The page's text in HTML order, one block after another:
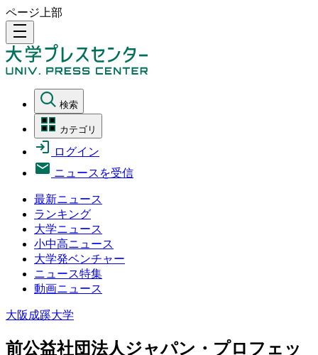
ページ上部
density_medium
検索
カテゴリ
ログイン
ニュースを受信
最新ニュース
ランキング
大学ニュース
小中高ニュース
大学発ベンチャー
ニュース特集
動画ニュース
大阪成蹊大学
前公益社団法人ジャパン・プロフェッ